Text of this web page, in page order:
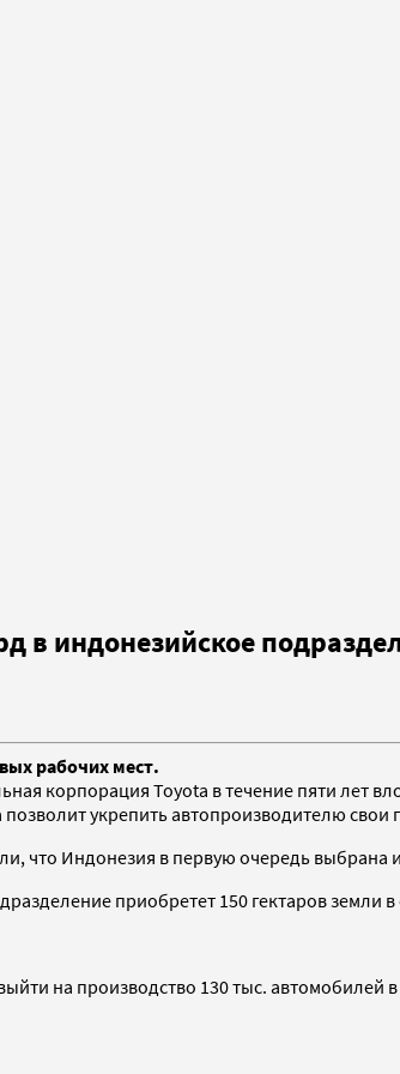
в индонезийское
рабочих мест.
корпорация Toyota в течение пяти лет
укрепить автопроизводителю
что Индонезия в первую очередь выбрана
приобретет 150 гектаров земли
на производство 130 тыс.